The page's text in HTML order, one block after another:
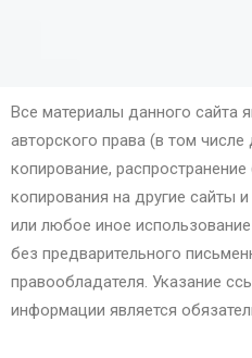
Все материалы данного сайта
авторского права (в том
копирование,
копирования на другие сайты
или любое иное
без предварительного
правообладателя. Указание
информации является